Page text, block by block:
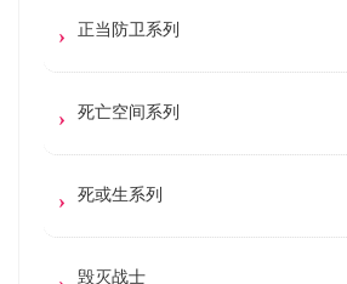
正当防卫系列
死亡空间系列
死或生系列
毁灭战士